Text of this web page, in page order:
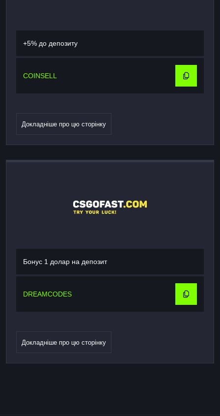
+5% до депозиту
COINSELL
Докладніше про цю сторінку
Бонус 1 долар на депозит
DREAMCODES
Докладніше про цю сторінку